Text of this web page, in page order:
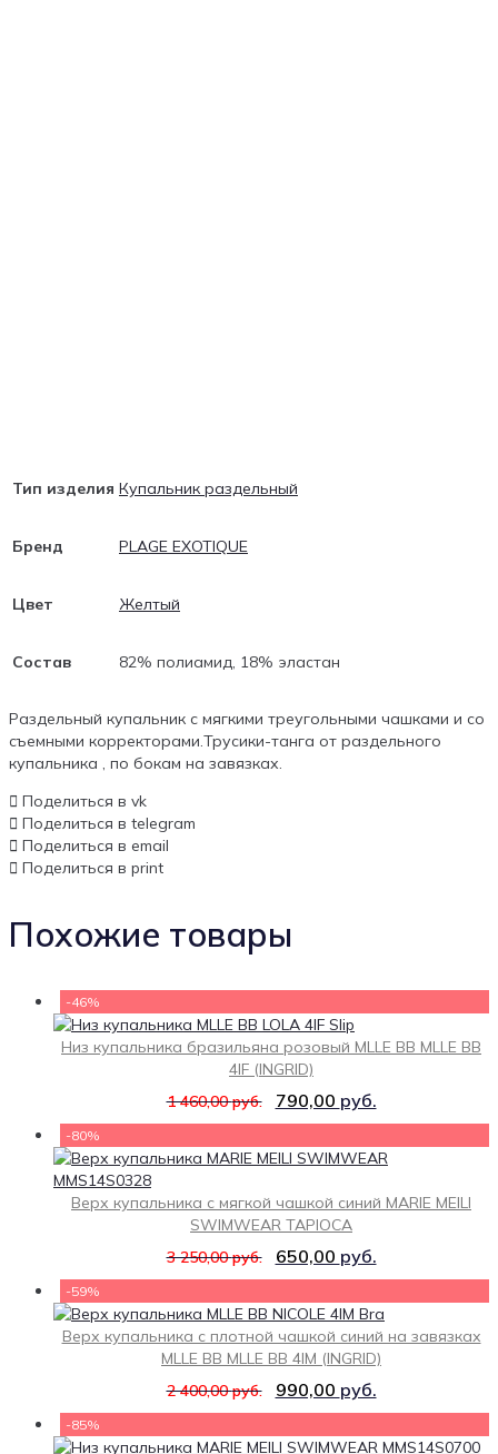
Тип изделия Купальник раздельный
Бренд PLAGE EXOTIQUE
Цвет Желтый
Состав 82% полиамид, 18% эластан
Раздельный купальник с мягкими треугольными чашками и со
съемными корректорами.Трусики-танга от раздельного
купальника , по бокам на завязках.
Поделиться в vk
Поделиться в telegram
Поделиться в email
Поделиться в print
Похожие товары
-46%
Низ купальника бразильяна розовый MLLE BB MLLE BB
4IF (INGRID)
1 460,00руб. 790,00 руб.
-80%
Верх купальника с мягкой чашкой синий MARIE MEILI
SWIMWEAR TAPIOCA
3 250,00руб. 650,00 руб.
-59%
Верх купальника с плотной чашкой синий на завязках
MLLE BB MLLE BB 4IM (INGRID)
2 400,00руб. 990,00 руб.
-85%